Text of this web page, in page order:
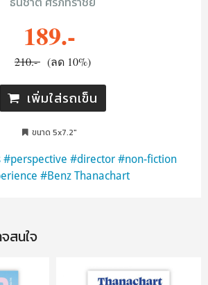
189.-
210.- (ลด 10%)
เพิ่มใส่รถเข็น
ขนาด 5x7.2"
#perspective #director #non-fiction
#Benz Thanachart
สนใจ